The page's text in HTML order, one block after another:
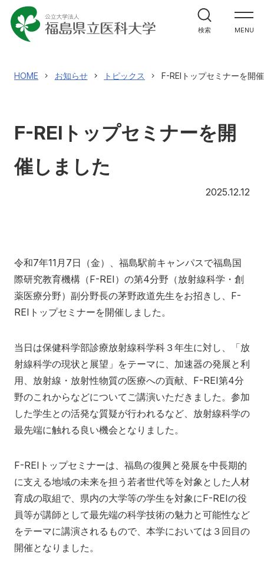
MENU
大学紹介
大学紹介
福島県立医科大学の理念
3つの方針（ポリシー）
センター・施設
学内向け医療施設
広報活動
国際交流
校歌・逍遥歌
教育
看護学部
保健科学部
別科助産学専攻
研究
研究者情報検索
震災・放射線関連論文・著作集
研究関連
産学連携・寄附講座
研究情報公開
本学との研究（連携）ご検討の方へ
診療
附属病院
会津医療センター
地域貢献
ふくしま国際医療科学センター
福島県地域医療支援センター
ふくしま子ども・女性医療支援センター
県民健康調査 HP
ふたば救急総合医療支援センター
公開講座
エコチル調査 福島ユニットセンター HP
保健医療交流事業
入試情報
入試情報
医学部
看護学部
保健科学部
別科助産学専攻
学生生活レポート
対象者別
地域の方へ 来院の方（診療）へ
卒業生の方へ 教職員の方へ
教職員募集（採用情報） 取材・撮影申し込み
アクセス 寄附 English お問い合わせ
検索
HOME お知らせ トピックス F-REIトップセミナーを開
F-REIトップセミナーを開
催しました
2025.12.12
令和7年11月7日（金）、福島駅前キャンパスで福島国
際研究教育機構（F-REI）の第4分野（放射線科学・創
薬医療分野）副分野長の茅野政道先生をお招きし、F-
REIトップセミナーを開催しました。
当日は保健科学部診療放射線科学科３年生に対し、「放
射線科学の現状と展望」をテーマに、加速器の発展と利
用、放射線・放射性物質の医療への貢献、F-REI第4分
野のこれからなどについてご講演いただきました。参加
した学生との活発な質疑が行われるなど、放射線科学の
最先端に触れる良い機会となりました。
F-REIトップセミナーは、福島の復興と発展を中長期的
に支える地域の未来を担う若者世代等を対象とした人材
育成の取組で、県内の大学等の学生を対象にF-REIの役
員等が講師として最先端の科学技術の魅力と可能性など
をテーマに講演されるもので、本学においては３回目の
開催となりました。